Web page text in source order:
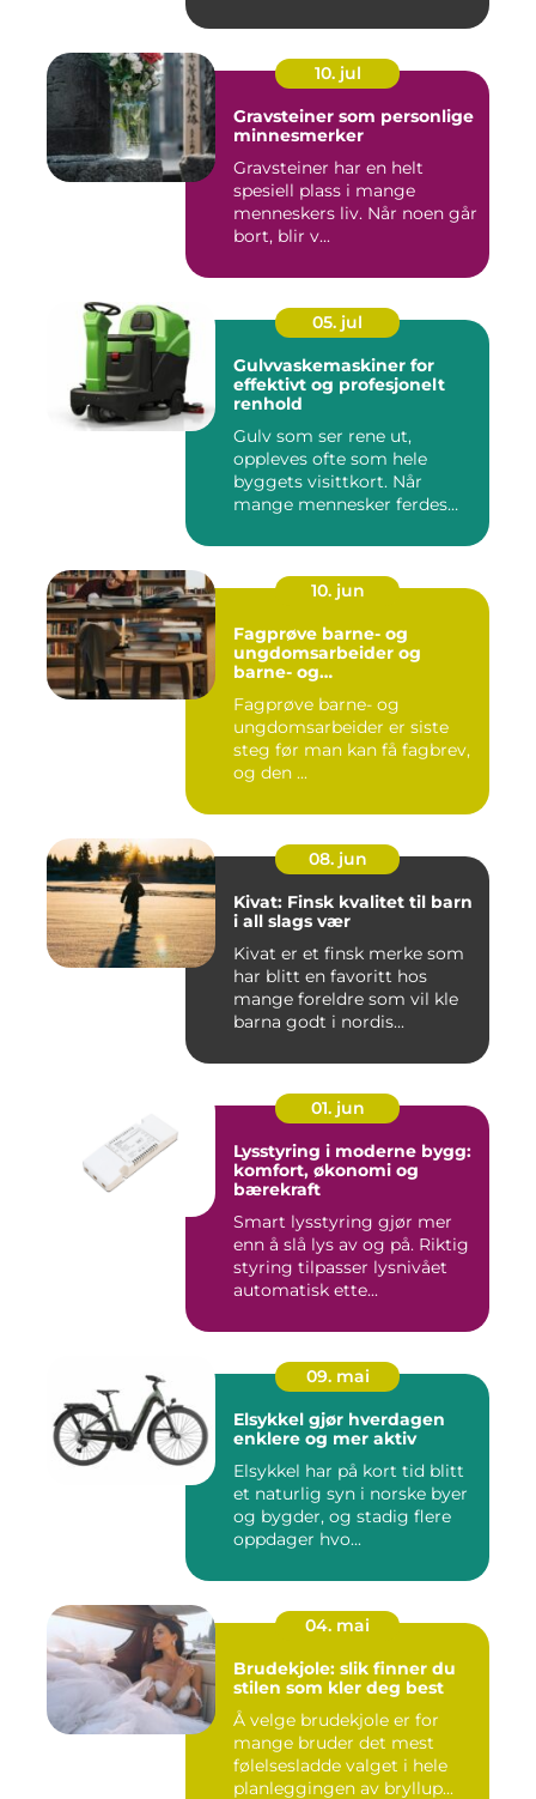
10. jul
Gravsteiner som personlige
minnesmerker
Gravsteiner har en helt
spesiell plass i mange
menneskers liv. Når noen går
bort, blir v...
05. jul
Gulvvaskemaskiner for
effektivt og profesjonelt
renhold
Gulv som ser rene ut,
oppleves ofte som hele
byggets visittkort. Når
mange mennesker ferdes
10. jun
Fagprøve barne- og
ungdomsarbeider og
barne- og
– veien til fagbrev
Fagprøve barne- og
ungdomsarbeider er siste
steg før man kan få fagbrev,
og den ...
08. jun
Kivat: Finsk kvalitet til barn
i all slags vær
Kivat er et finsk merke som
har blitt en favoritt hos
mange foreldre som vil kle
barna godt i nordis...
01. jun
Lysstyring i moderne bygg:
komfort, økonomi og
bærekraft
Smart lysstyring gjør mer
enn å slå lys av og på. Riktig
styring tilpasser lysnivået
automatisk ette...
09. mai
Elsykkel gjør hverdagen
enklere og mer aktiv
Elsykkel har på kort tid blitt
et naturlig syn i norske byer
og bygder, og stadig flere
oppdager hvo...
04. mai
Brudekjole: slik finner du
stilen som kler deg best
Å velge brudekjole er for
mange bruder det mest
følelsesladde valget i hele
planleggingen av bryllup...